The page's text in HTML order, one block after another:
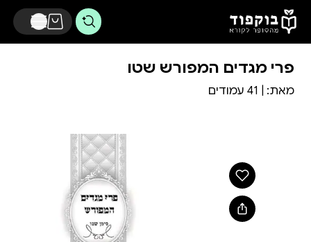
דלג לתוכן הראשי
פרי מגדים המפורש שטו
מאת: